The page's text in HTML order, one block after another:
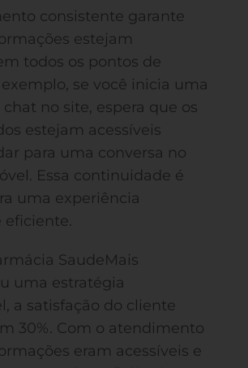
consistente garante
estejam
todos os pontos de
se você inicia uma
no site, espera que os
estejam acessíveis
para uma conversa no
Essa continuidade é
uma experiência
eficiente.
SaudeMais
uma estratégia
a satisfação do cliente
30%. Com o atendimento
eram acessíveis e